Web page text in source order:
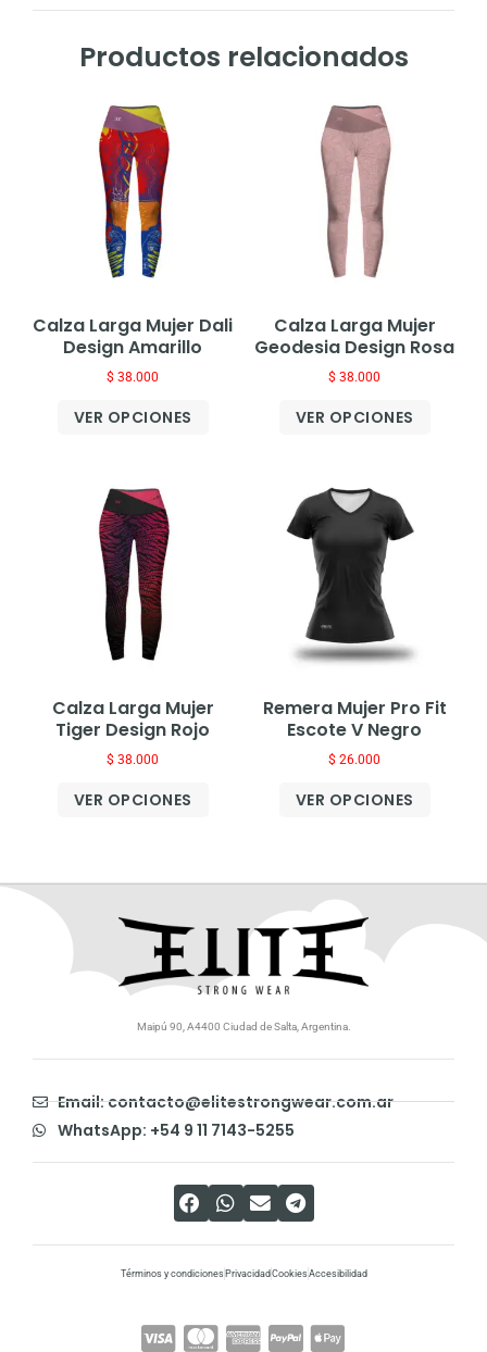
Productos relacionados
Calza Larga Mujer Dali
Design Amarillo
$ 38.000
VER OPCIONES
Calza Larga Mujer
Geodesia Design Rosa
$ 38.000
VER OPCIONES
Calza Larga Mujer
Tiger Design Rojo
$ 38.000
VER OPCIONES
Remera Mujer Pro Fit
Escote V Negro
$ 26.000
VER OPCIONES
Maipú 90, A4400 Ciudad de Salta, Argentina.
Email: contacto@elitestrongwear.com.ar
WhatsApp: +54 9 11 7143-5255
Términos y condiciones PrivacidadCookiesAccesibilidad